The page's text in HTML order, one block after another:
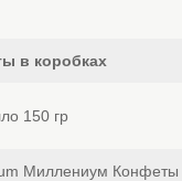
в коробках
150 гр
Миллениум Конфеты